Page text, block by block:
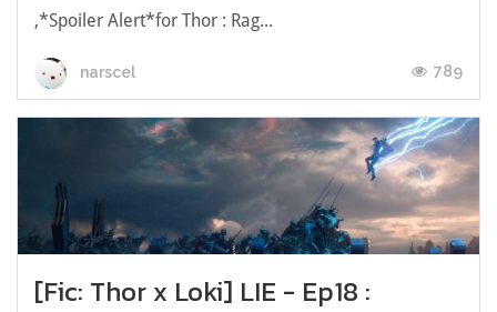
,*Spoiler Alert*for Thor : Rag...
narscel 789
[Fic: Thor x Loki] LIE - Ep18 :